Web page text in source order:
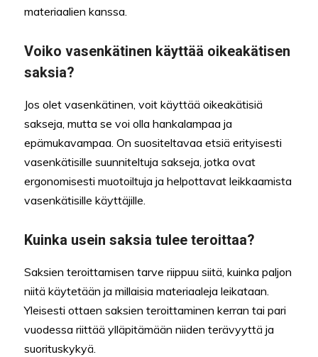
materiaalien kanssa.
Voiko vasenkätinen käyttää oikeakätisen
saksia?
Jos olet vasenkätinen, voit käyttää oikeakätisiä
sakseja, mutta se voi olla hankalampaa ja
epämukavampaa. On suositeltavaa etsiä erityisesti
vasenkätisille suunniteltuja sakseja, jotka ovat
ergonomisesti muotoiltuja ja helpottavat leikkaamista
vasenkätisille käyttäjille.
Kuinka usein saksia tulee teroittaa?
Saksien teroittamisen tarve riippuu siitä, kuinka paljon
niitä käytetään ja millaisia materiaaleja leikataan.
Yleisesti ottaen saksien teroittaminen kerran tai pari
vuodessa riittää ylläpitämään niiden terävyyttä ja
suorituskykyä.